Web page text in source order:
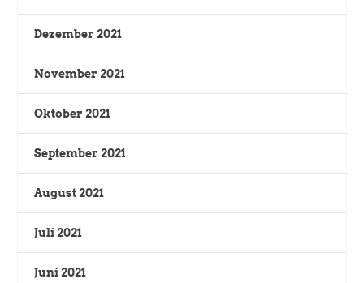
Dezember 2021
November 2021
Oktober 2021
September 2021
August 2021
Juli 2021
Juni 2021